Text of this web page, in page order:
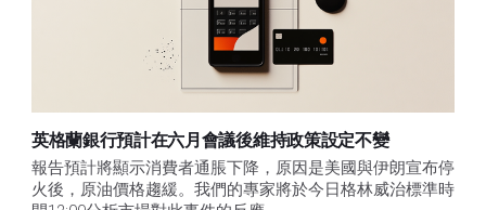
英格蘭銀行預計在六月會議後維持政策設定不變
報告預計將顯示消費者通脹下降，原因是美國與伊朗宣布停
火後，原油價格趨緩。我們的專家將於今日格林威治標準時